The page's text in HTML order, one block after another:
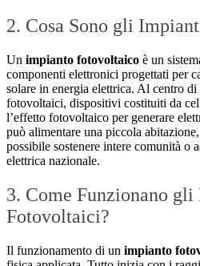
2. Cosa Sono gli
Un impianto fotovoltaico è un
componenti elettronici progettati per
solare in energia elettrica. Al centro
fotovoltaici, dispositivi costituiti da
l’effetto fotovoltaico per generare
può alimentare una piccola
possibile sostenere intere comunità o
elettrica nazionale.
3. Come Funzionano
Fotovoltaici?
Il funzionamento di un impianto